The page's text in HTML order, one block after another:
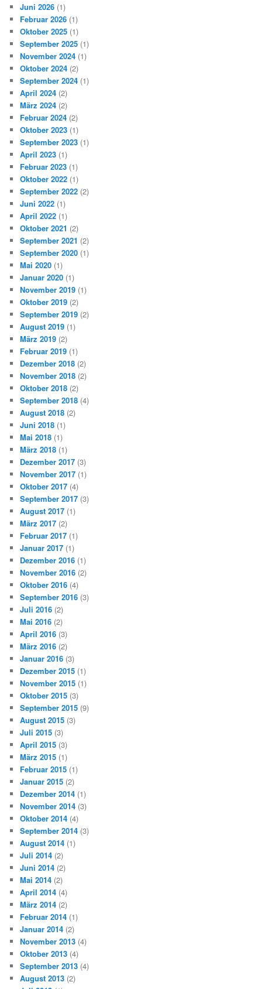
Juni 2026 (1)
Februar 2026 (1)
Oktober 2025 (1)
September 2025 (1)
November 2024 (1)
Oktober 2024 (2)
September 2024 (1)
April 2024 (2)
März 2024 (2)
Februar 2024 (2)
Oktober 2023 (1)
September 2023 (1)
April 2023 (1)
Februar 2023 (1)
Oktober 2022 (1)
September 2022 (2)
Juni 2022 (1)
April 2022 (1)
Oktober 2021 (2)
September 2021 (2)
September 2020 (1)
Mai 2020 (1)
Januar 2020 (1)
November 2019 (1)
Oktober 2019 (2)
September 2019 (2)
August 2019 (1)
März 2019 (2)
Februar 2019 (1)
Dezember 2018 (2)
November 2018 (2)
Oktober 2018 (2)
September 2018 (4)
August 2018 (2)
Juni 2018 (1)
Mai 2018 (1)
März 2018 (1)
Dezember 2017 (3)
November 2017 (1)
Oktober 2017 (4)
September 2017 (3)
August 2017 (1)
März 2017 (2)
Februar 2017 (1)
Januar 2017 (1)
Dezember 2016 (1)
November 2016 (2)
Oktober 2016 (4)
September 2016 (3)
Juli 2016 (2)
Mai 2016 (2)
April 2016 (3)
März 2016 (2)
Januar 2016 (3)
Dezember 2015 (1)
November 2015 (1)
Oktober 2015 (3)
September 2015 (9)
August 2015 (3)
Juli 2015 (3)
April 2015 (3)
März 2015 (1)
Februar 2015 (1)
Januar 2015 (2)
Dezember 2014 (1)
November 2014 (3)
Oktober 2014 (4)
September 2014 (3)
August 2014 (1)
Juli 2014 (2)
Juni 2014 (2)
Mai 2014 (2)
April 2014 (4)
März 2014 (2)
Februar 2014 (1)
Januar 2014 (2)
November 2013 (4)
Oktober 2013 (4)
September 2013 (4)
August 2013 (2)